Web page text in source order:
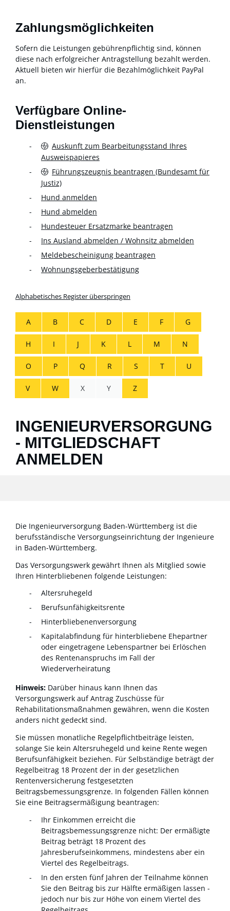
Zahlungsmöglichkeiten
Sofern die Leistungen gebührenpflichtig sind, können
diese nach erfolgreicher Antragstellung bezahlt werden.
Aktuell bieten wir hierfür die Bezahlmöglichkeit PayPal
an.
Verfügbare Online-
Dienstleistungen
Auskunft zum Bearbeitungsstand Ihres
Ausweispapieres
Führungszeugnis beantragen (Bundesamt für
Justiz)
Hund anmelden
Hund abmelden
Hundesteuer Ersatzmarke beantragen
Ins Ausland abmelden / Wohnsitz abmelden
Meldebescheinigung beantragen
Wohnungsgeberbestätigung
Alphabetisches Register überspringen
A B C D E F G
H I J K L M N
O P Q R S T U
V W X Y Z
INGENIEURVERSORGUNG
- MITGLIEDSCHAFT
ANMELDEN
Die Ingenieurversorgung Baden-Württemberg ist die
berufsständische Versorgungseinrichtung der Ingenieure
in Baden-Württemberg.
Das Versorgungswerk gewährt Ihnen als Mitglied sowie
Ihren Hinterbliebenen folgende Leistungen:
Altersruhegeld
Berufsunfähigkeitsrente
Hinterbliebenenversorgung
Kapitalabfindung für hinterbliebene Ehepartner
oder eingetragene Lebenspartner bei Erlöschen
des Rentenanspruchs im Fall der
Wiederverheiratung
Hinweis: Darüber hinaus kann Ihnen das
Versorgungswerk auf Antrag Zuschüsse für
Rehabilitationsmaßnahmen gewähren, wenn die Kosten
anders nicht gedeckt sind.
Sie müssen monatliche Regelpflichtbeiträge leisten,
solange Sie kein Altersruhegeld und keine Rente wegen
Berufsunfähigkeit beziehen. Für Selbständige beträgt der
Regelbeitrag 18 Prozent der in der gesetzlichen
Rentenversicherung festgesetzten
Beitragsbemessungsgrenze. In folgenden Fällen können
Sie eine Beitragsermäßigung beantragen:
Ihr Einkommen erreicht die
Beitragsbemessungsgrenze nicht: Der ermäßigte
Beitrag beträgt 18 Prozent des
Jahresberufseinkommens, mindestens aber ein
Viertel des Regelbeitrags.
In den ersten fünf Jahren der Teilnahme können
Sie den Beitrag bis zur Hälfte ermäßigen lassen -
jedoch nur bis zur Höhe von einem Viertel des